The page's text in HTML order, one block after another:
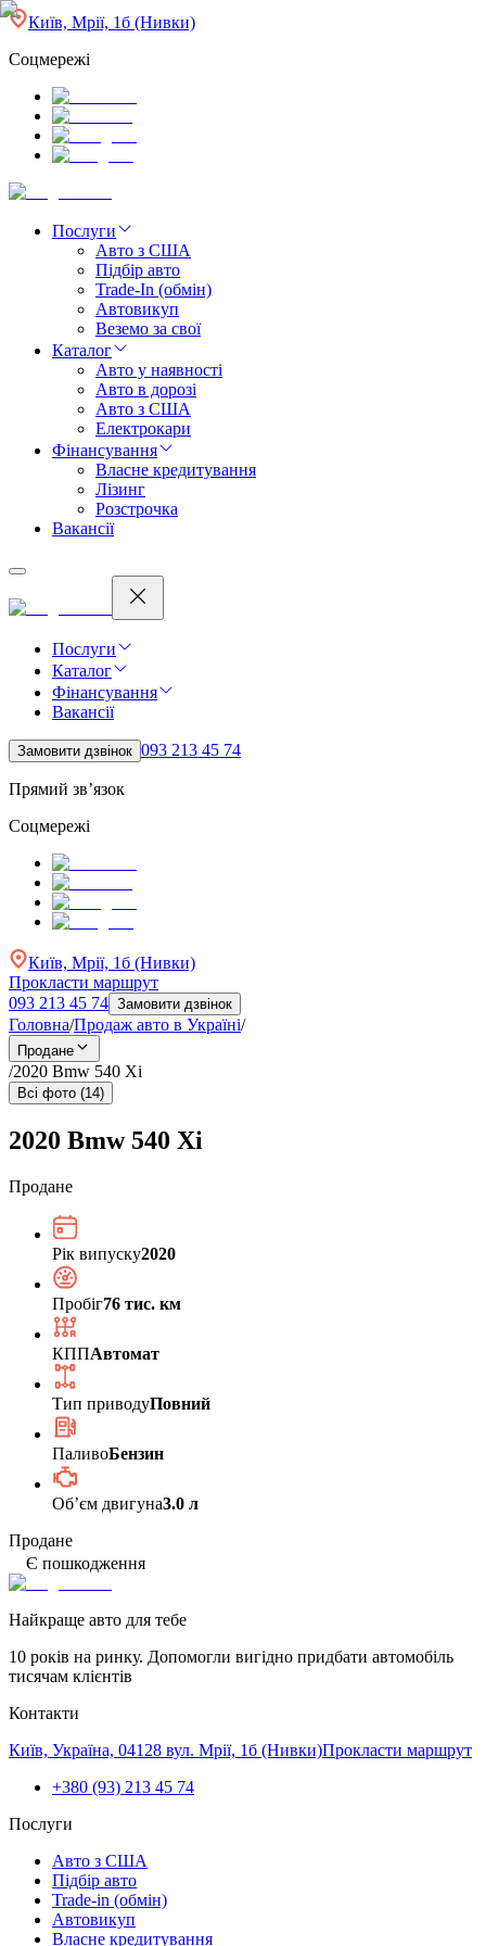
Київ, Мрії, 1б (Нивки)
Соцмережі
Послуги
Авто з США
Підбір авто
Trade-In (обмін)
Автовикуп
Веземо за свої
Каталог
Авто у наявності
Авто в дорозі
Авто з США
Електрокари
Фінансування
Власне кредитування
Лізинг
Розстрочка
Вакансії
Послуги
Каталог
Фінансування
Вакансії
Замовити дзвінок 093 213 45 74
Прямий зв’язок
Соцмережі
Київ, Мрії, 1б (Нивки)
Прокласти маршрут
093 213 45 74 Замовити дзвінок
Головна/Продаж авто в Україні/
Продане
/2020 Bmw 540 Xi
Всі фото (14)
2020 Bmw 540 Xi
Продане
Рік випуску2020
Пробіг76 тис. км
КППАвтомат
Тип приводуПовний
ПаливоБензин
Обʼєм двигуна3.0 л
Продане
Є пошкодження
Найкраще авто для тебе
10 років на ринку. Допомогли вигідно придбати автомобіль
тисячам клієнтів
Контакти
Київ, Україна, 04128 вул. Мрії, 1б (Нивки)Прокласти маршрут
+380 (93) 213 45 74
Послуги
Авто з США
Підбір авто
Trade-in (обмін)
Автовикуп
Власне кредитування